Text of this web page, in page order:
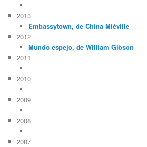
2013
Embassytown, de China Miéville
2012
Mundo espejo, de William Gibson
2011
2010
2009
2008
2007